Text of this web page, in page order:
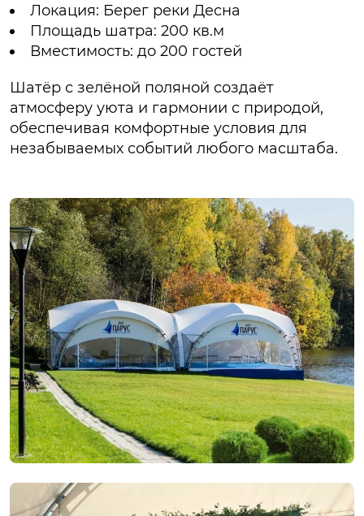
Локация: Берег реки Десна
Площадь шатра: 200 кв.м
Вместимость: до 200 гостей
Шатёр с зелёной поляной создаёт
атмосферу уюта и гармонии с природой,
обеспечивая комфортные условия для
незабываемых событий любого масштаба.